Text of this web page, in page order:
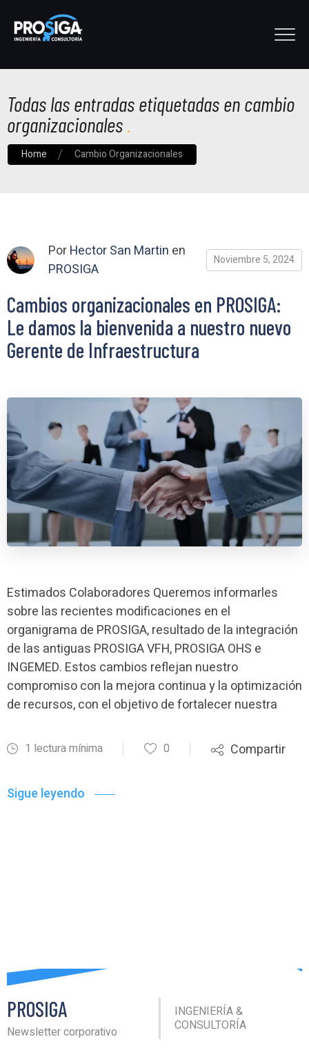
Todas las entradas etiquetadas en cambio
organizacionales
Home Cambio Organizacionales
PorHector San Martin en
PROSIGA
Noviembre 5, 2024
Cambios organizacionales en PROSIGA:
Le damos la bienvenida a nuestro nuevo
Gerente de Infraestructura
Estimados Colaboradores Queremos informarles
sobre las recientes modificaciones en el
organigrama de PROSIGA, resultado de la integración
de las antiguas PROSIGA VFH, PROSIGA OHS e
INGEMED. Estos cambios reflejan nuestro
compromiso con la mejora continua y la optimización
de recursos, con el objetivo de fortalecer nuestra
1 lectura mínima 0 Compartir
Sigue leyendo
PROSIGA
Newsletter corporativo
INGENIERÍA &
CONSULTORÍA